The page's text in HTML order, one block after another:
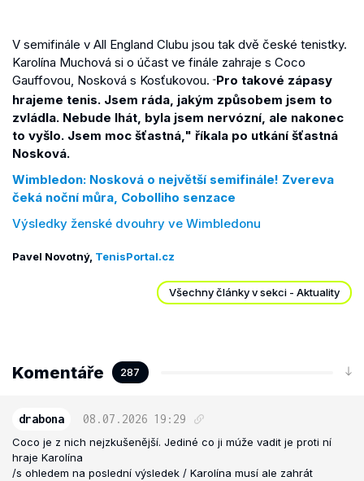
V semifinále v All England Clubu jsou tak dvě české tenistky.
Karolína Muchová si o účast ve finále zahraje s Coco
Gauffovou, Nosková s Kosťukovou. "Pro takové zápasy
hrajeme tenis. Jsem ráda, jakým způsobem jsem to
zvládla. Nebude lhát, byla jsem nervózní, ale nakonec
to vyšlo. Jsem moc šťastná," říkala po utkání šťastná
Nosková.
Wimbledon: Nosková o největší semifinále! Zvereva
čeká noční můra, Cobolliho senzace
Výsledky ženské dvouhry ve Wimbledonu
Pavel Novotný, TenisPortal.cz
Všechny články v sekci - Aktuality
Komentáře 287
drabona 08.07.2026 19:29
Coco je z nich nejzkušenější. Jediné co ji múže vadit je proti ní
hraje Karolína
/s ohledem na poslední výsledek / Karolína musí ale zahrát